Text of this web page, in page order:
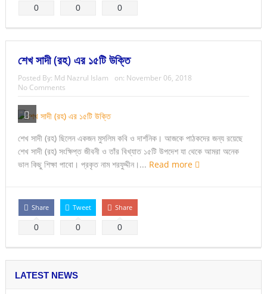
0 0 0
শেখ সাদী (রহ) এর ১৫টি উক্তি
Posted By: Md Nazrul Islam on: November 06, 2018
No Comments
শেখ সাদী (রহ) ছিলেন একজন মুসলিম কবি ও দার্শনিক। আজকে পাঠকদের জন্য রয়েছে
শেখ সাদী (রহ) সংক্ষিপ্ত জীবনী ও তাঁর বিখ্যাত ১৫টি উপদেশ যা থেকে আমরা অনেক
ভাল কিছু শিক্ষা পাবো। প্রকৃত নাম শরফুদ্দীন।... Read more
Share
0
Tweet
0
Share
0
LATEST NEWS